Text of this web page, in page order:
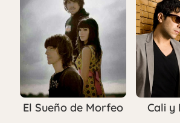
El Sueño de Morfeo Cali y